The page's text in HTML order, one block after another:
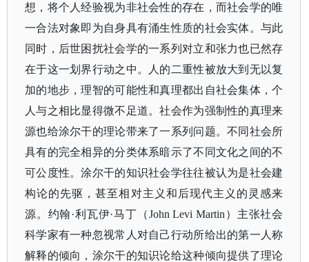
想，将个人经验视为非社会性的存在，而社会学的唯
一合法对象即为自身具有涌生性质的社会实体。与此
同时，后世困扰社会学的一系列对立和张力也已然存
在于这一划界行动之中。人的二重性被放大到无以复
加的地步，理智的可能性和真理都出自社会集体，个
人与之相比显得微不足道。社会作为强制性的真理来
源也给涂尔干的理论带来了一系列问题。不同社会所
具有的完全相异的分类体系暗示了不同文化之间的不
可公度性。涂尔干的知识社会学往往被认为是社会建
构论的先驱，甚至相对主义和后现代主义的灵感来
源。约翰·利瓦伊·马丁（John Levi Martin）主张社会
科学家有一种忽视常人对自己行动所给出的第一人称
解释的倾向，涂尔干的知识论给这种倾向提供了理论